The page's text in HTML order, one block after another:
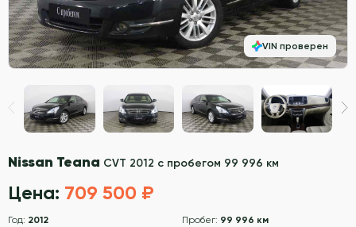
Nissan Teana CVT 2012 с пробегом 99 996 км
Цена: 709 500 ₽
Год: 2012 Пробег: 99 996 км
VIN проверен